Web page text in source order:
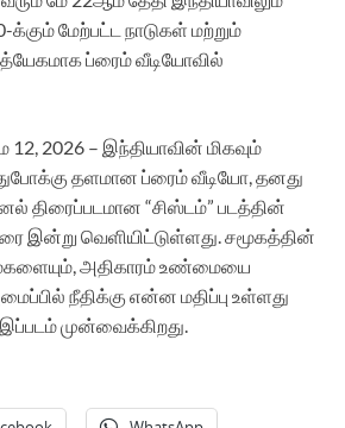
க்கும் மேற்பட்ட நாடுகள் மற்றும்
ப்ரைம் வீடியோவில்
12, 2026 – இந்தியாவின் மிகவும்
தளமான ப்ரைம் வீடியோ, தனது
திரைப்படமான “சிஸ்டம்” படத்தின்
இன்று வெளியிட்டுள்ளது. சமூகத்தின்
அதிகாரம் உண்மையை
நீதிக்கு என்ன மதிப்பு உள்ளது
முன்வைக்கிறது.